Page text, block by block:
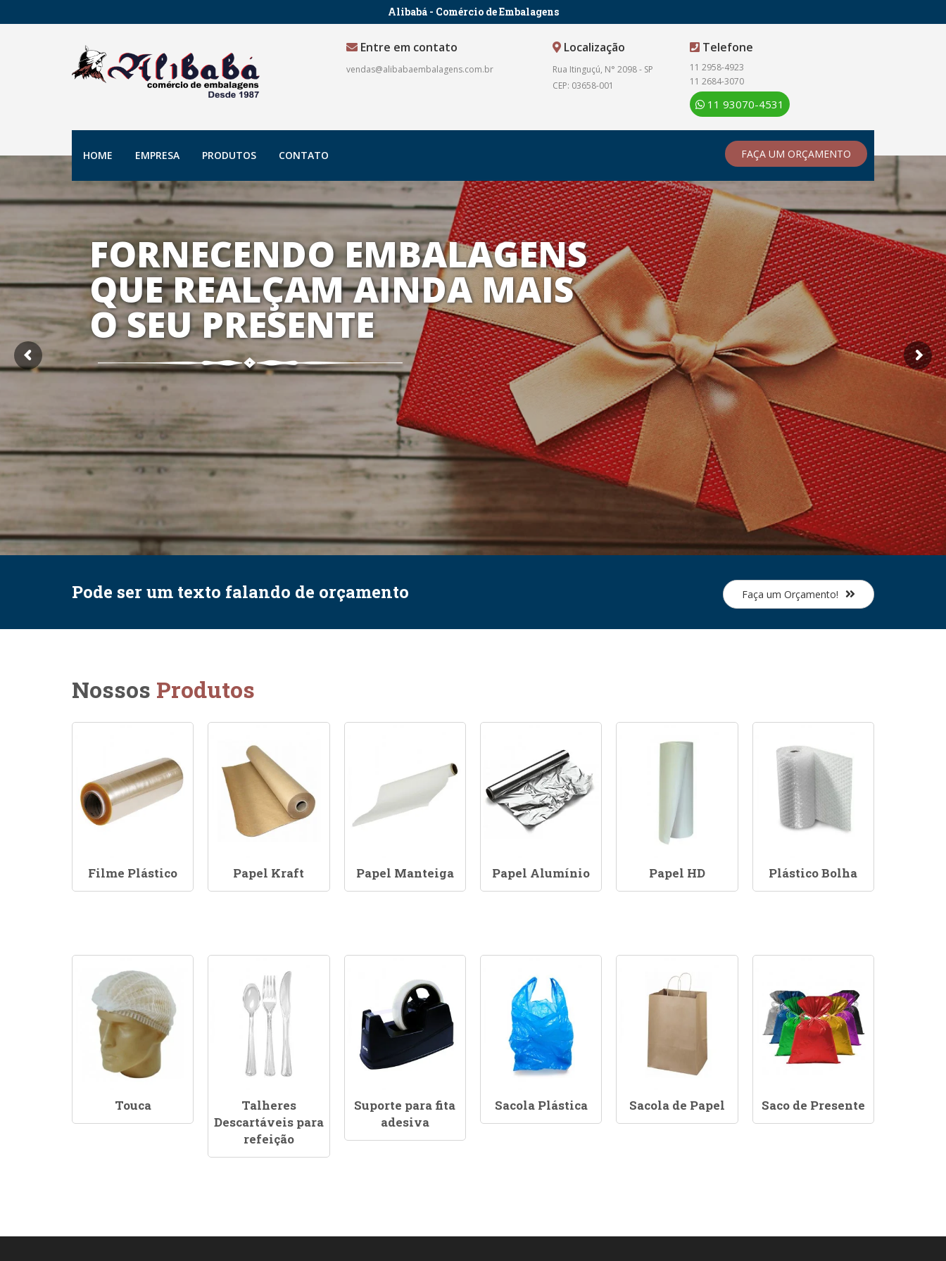
Alibabá - Comércio de Embalagens
Entre em contato
vendas@alibabaembalagens.com.br
Localização
Rua Itinguçú, N° 2098 - SP
CEP: 03658-001
Telefone
11 2958-4923
11 2684-3070
11 93070-4531
HOME EMPRESA PRODUTOS CONTATO FAÇA UM ORÇAMENTO
FORNECENDO EMBALAGENS
QUE REALÇAM AINDA MAIS
O SEU PRESENTE
Pode ser um texto falando de orçamento Faça um Orçamento!
Nossos Produtos
Filme Plástico Papel Kraft Papel Manteiga Papel Alumínio Papel HD Plástico Bolha
Touca
Talheres
Descartáveis para
refeição
Suporte para fita
adesiva
Sacola Plástica Sacola de Papel Saco de Presente